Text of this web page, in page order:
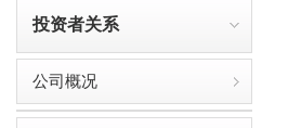
投资者关系
公司概况